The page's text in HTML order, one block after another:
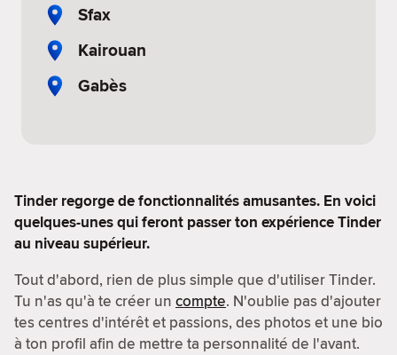
Sfax
Kairouan
Gabès
Tinder regorge de fonctionnalités amusantes. En voici
quelques-unes qui feront passer ton expérience Tinder
au niveau supérieur.
Tout d'abord, rien de plus simple que d'utiliser Tinder.
Tu n'as qu'à te créer un compte. N'oublie pas d'ajouter
tes centres d'intérêt et passions, des photos et une bio
à ton profil afin de mettre ta personnalité de l'avant.